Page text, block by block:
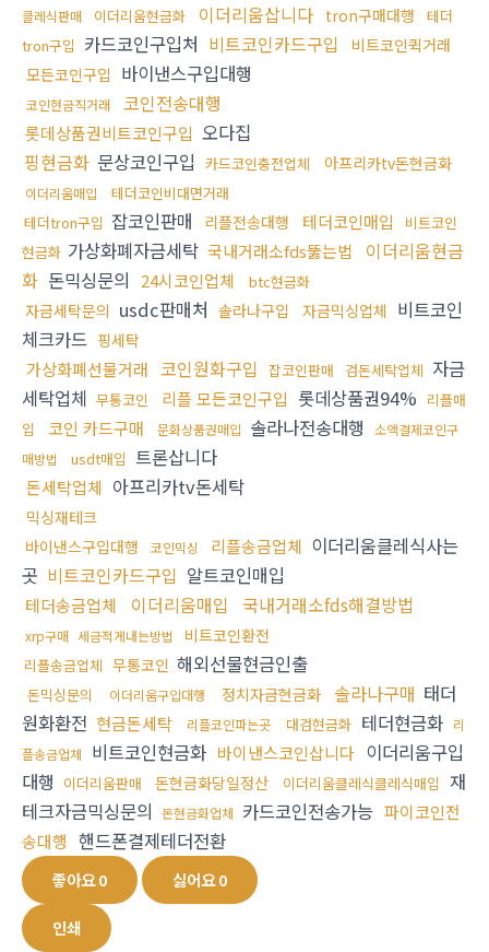
클레식판매
이더리움현금화 이더리움삽니다 tron구매대행
테더
tron구입 카드코인구입처 비트코인카드구입
비트코인퀵거래
모든코인구입 바이낸스구입대행
코인현금직거래 코인전송대행
롯데상품권비트코인구입 오다집
핑현금화 문상코인구입 카드코인충전업체 아프리카tv돈현금화
이더리움매입
테더코인비대면거래
테더tron구입 잡코인판매 리플전송대행 테더코인매입
비트코인
현금화 가상화폐자금세탁 국내거래소fds뚫는법
이더리움현금
화 돈믹싱문의 24시코인업체 btc현금화
자금세탁문의 usdc판매처 솔라나구입 자금믹싱업체 비트코인
체크카드 핑세탁
가상화폐선물거래 코인원화구입 잡코인판매 검돈세탁업체 자금
세탁업체 무통코인 리플 모든코인구입 롯데상품권94% 리플매
입
코인 카드구매 문화상품권매입 솔라나전송대행
소액결제코인구
매방법
usdt매입 트론삽니다
돈세탁업체 아프리카tv돈세탁
믹싱재테크
바이낸스구입대행
코인믹싱 리플송금업체 이더리움클레식사는
곳 비트코인카드구입 알트코인매입
테더송금업체 이더리움매입 국내거래소fds해결방법
xrp구매 세금적게내는방법 비트코인환전
리플송금업체 무통코인 해외선물현금인출
돈믹싱문의 이더리움구입대행 정치자금현금화 솔라나구매 태더
원화환전 현금돈세탁 리플코인파는곳 대검현금화 테더현금화 리
플송금업체
비트코인현금화 바이낸스코인삽니다 이더리움구입
대행 이더리움판매 돈현금화당일정산 이더리움클레식클레식매입
재
테크자금믹싱문의 돈현금화업체 카드코인전송가능 파이코인전
송대행 핸드폰결제테더전환
좋아요0 싫어요0
인쇄